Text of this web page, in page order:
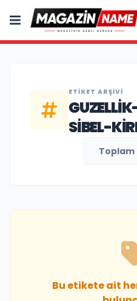
ETIKET ARŞIVI
SIBEL-
Toplam
Bu etikete ait